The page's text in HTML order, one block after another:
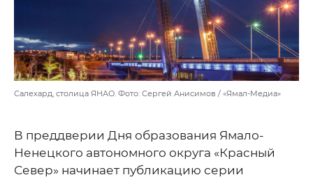
Салехард, столица ЯНАО. Фото: Сергей Анисимов / «Ямал-Медиа»
В преддверии Дня образования Ямало-
Ненецкого автономного округа «Красный
Север» начинает публикацию серии